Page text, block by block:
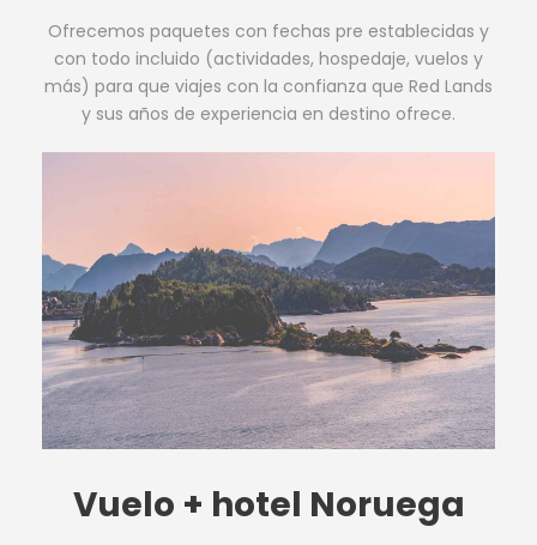
Ofrecemos paquetes con fechas pre establecidas y
con todo incluido (actividades, hospedaje, vuelos y
más) para que viajes con la confianza que Red Lands
y sus años de experiencia en destino ofrece.
Vuelo + hotel Noruega